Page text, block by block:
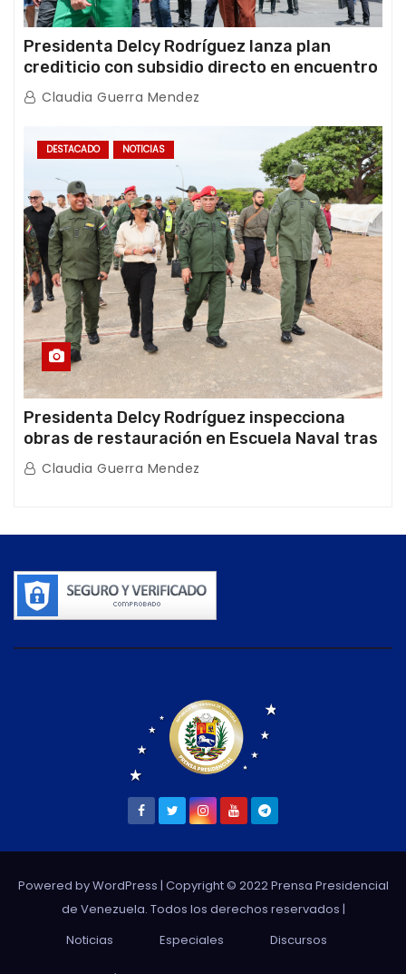
Presidenta Delcy Rodríguez lanza plan
crediticio con subsidio directo en encuentro
con Juntas de Condominio
Claudia Guerra Mendez
DESTACADO NOTICIAS
Presidenta Delcy Rodríguez inspecciona
obras de restauración en Escuela Naval tras
afectaciones sísmicas en La Guaira
Claudia Guerra Mendez
Powered by WordPress | Copyright © 2022 Prensa Presidencial
de Venezuela. Todos los derechos reservados |
Noticias
Especiales Discursos